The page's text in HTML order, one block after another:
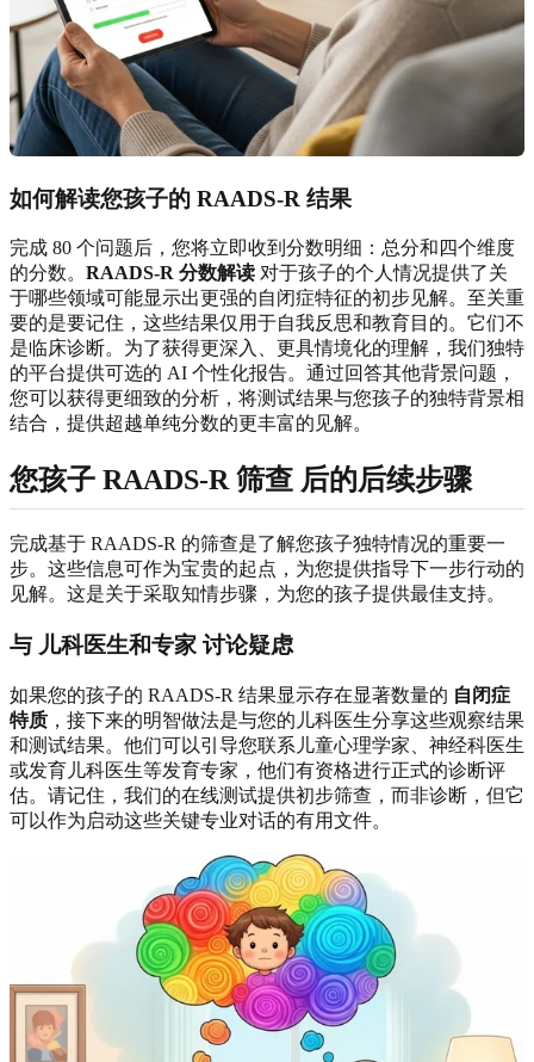
如何解读您孩子的 RAADS-R 结果
完成 80 个问题后，您将立即收到分数明细：总分和四个维度
的分数。 RAADS-R 分数解读 对于孩子的个人情况提供了关
于哪些领域可能显示出更强的自闭症特征的初步见解。至关重
要的是要记住，这些结果仅用于自我反思和教育目的。它们不
是临床诊断。为了获得更深入、更具情境化的理解，我们独特
的平台提供可选的 AI 个性化报告。通过回答其他背景问题，
您可以获得更细致的分析，将测试结果与您孩子的独特背景相
结合，提供超越单纯分数的更丰富的见解。
您孩子 RAADS-R 筛查 后的后续步骤
完成基于 RAADS-R 的筛查是了解您孩子独特情况的重要一
步。这些信息可作为宝贵的起点，为您提供指导下一步行动的
见解。这是关于采取知情步骤，为您的孩子提供最佳支持。
与 儿科医生和专家 讨论疑虑
如果您的孩子的 RAADS-R 结果显示存在显著数量的 自闭症
特质 ，接下来的明智做法是与您的儿科医生分享这些观察结果
和测试结果。他们可以引导您联系儿童心理学家、神经科医生
或发育儿科医生等发育专家，他们有资格进行正式的诊断评
估。请记住，我们的在线测试提供初步筛查，而非诊断，但它
可以作为启动这些关键专业对话的有用文件。